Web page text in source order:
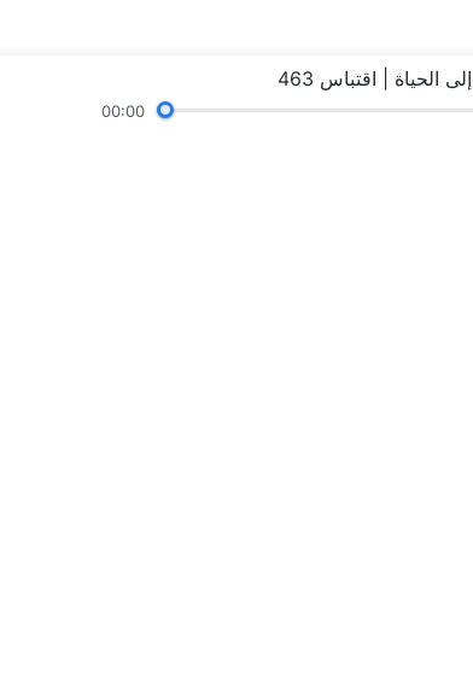
الحياة | اقتباس 463
00:00